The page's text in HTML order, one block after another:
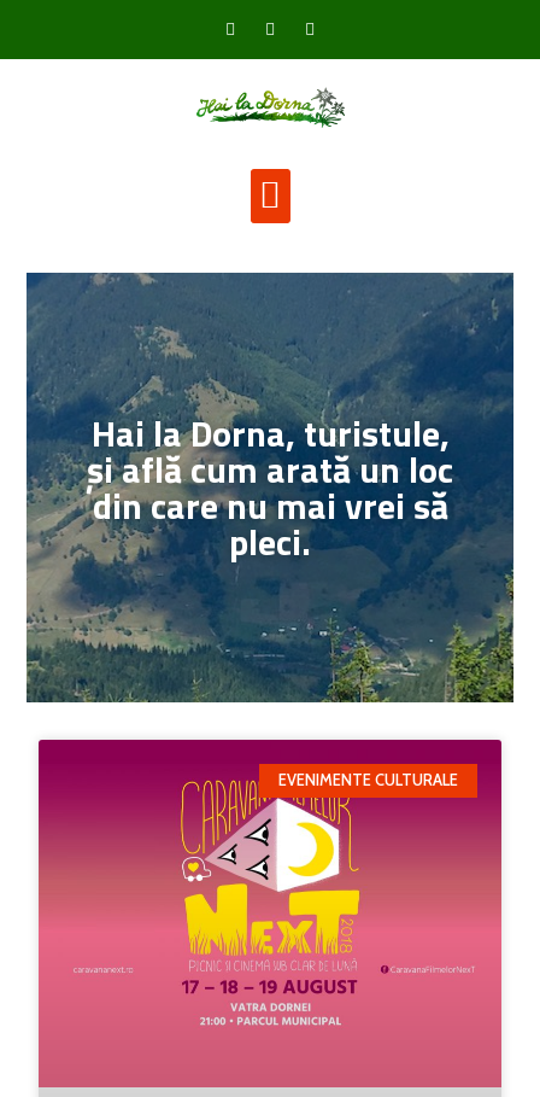
Hai la Dorna, turistule,
și află cum arată un loc
din care nu mai vrei să
pleci.
EVENIMENTE CULTURALE